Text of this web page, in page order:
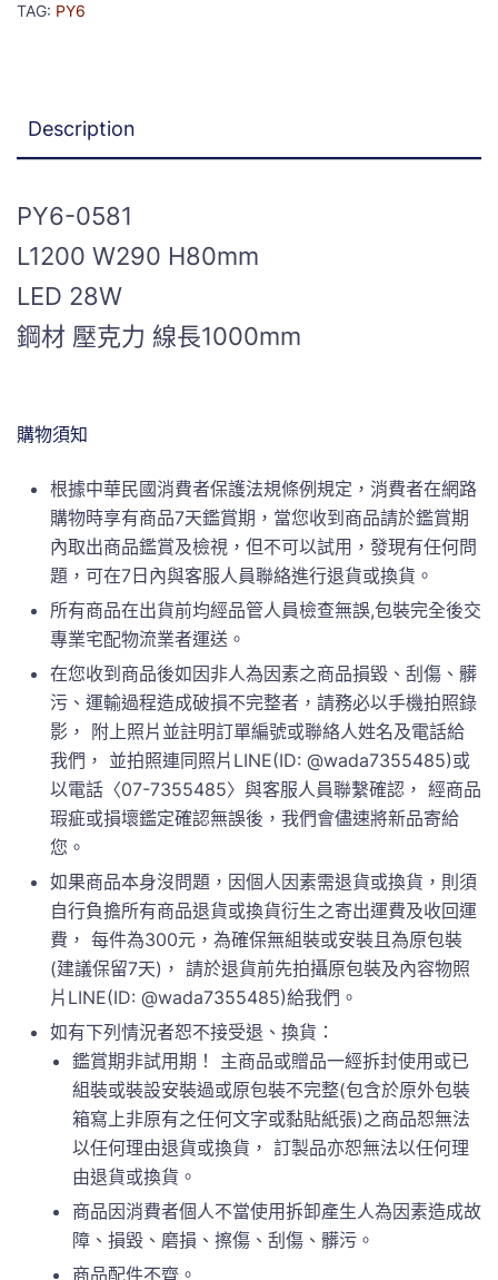
TAG: PY6
Description
PY6-0581
L1200 W290 H80mm
LED 28W
鋼材 壓克力 線長1000mm
購物須知
根據中華民國消費者保護法規條例規定，消費者在網路
購物時享有商品7天鑑賞期，當您收到商品請於鑑賞期
內取出商品鑑賞及檢視，但不可以試用，發現有任何問
題，可在7日內與客服人員聯絡進行退貨或換貨。
所有商品在出貨前均經品管人員檢查無誤,包裝完全後交
專業宅配物流業者運送。
在您收到商品後如因非人為因素之商品損毀、刮傷、髒
污、運輸過程造成破損不完整者，請務必以手機拍照錄
影， 附上照片並註明訂單編號或聯絡人姓名及電話給
我們， 並拍照連同照片LINE(ID: @wada7355485)或
以電話〈07-7355485〉與客服人員聯繫確認， 經商品
瑕疵或損壞鑑定確認無誤後，我們會儘速將新品寄給
您。
如果商品本身沒問題，因個人因素需退貨或換貨，則須
自行負擔所有商品退貨或換貨衍生之寄出運費及收回運
費， 每件為300元，為確保無組裝或安裝且為原包裝
(建議保留7天)， 請於退貨前先拍攝原包裝及內容物照
片LINE(ID: @wada7355485)給我們。
如有下列情況者恕不接受退、換貨：
鑑賞期非試用期！ 主商品或贈品一經拆封使用或已
組裝或裝設安裝過或原包裝不完整(包含於原外包裝
箱寫上非原有之任何文字或黏貼紙張)之商品恕無法
以任何理由退貨或換貨， 訂製品亦恕無法以任何理
由退貨或換貨。
商品因消費者個人不當使用拆卸產生人為因素造成故
障、損毀、磨損、擦傷、刮傷、髒污。
商品配件不齊。